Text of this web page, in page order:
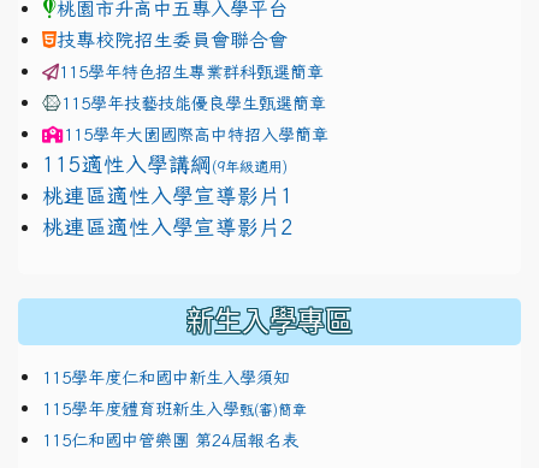
桃園市升高中五專入學平台
技專校院招生委員會聯合會
115學年特色招生專業群科甄選簡章
115學年技藝技能優良學生甄選簡章
115學年大園國際高中特招入學簡章
115適性入學講綱 (9年級適用)
link to https://docs.google.com/presentation/d/
桃連區適性入學宣導影片1
link to https://docs.google.com/presentation/d/
桃連區適性入學宣導影片2
新生入學專區
115學年度仁和國中新生入學須知
115學年度體育班新生入學甄(審)簡章
115仁和國中管樂團 第24屆報名表